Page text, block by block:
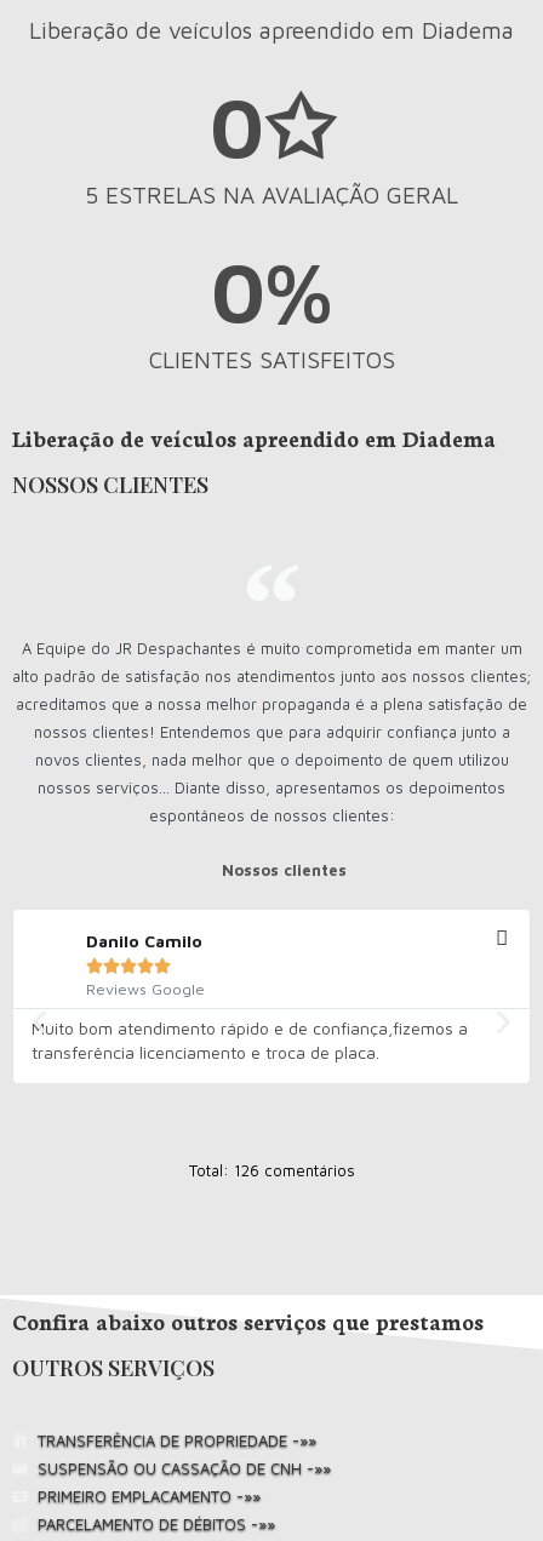
Liberação de veículos apreendido em Diadema
5 ESTRELAS NA AVALIAÇÃO GERAL
0✩
CLIENTES SATISFEITOS
0%
Liberação de veículos apreendido em Diadema
NOSSOS CLIENTES
A Equipe do JR Despachantes é muito comprometida em manter um
alto padrão de satisfação nos atendimentos junto aos nossos clientes;
acreditamos que a nossa melhor propaganda é a plena satisfação de
nossos clientes! Entendemos que para adquirir confiança junto a
novos clientes, nada melhor que o depoimento de quem utilizou
nossos serviços... Diante disso, apresentamos os depoimentos
espontâneos de nossos clientes:
Nossos clientes
Danilo Camilo

Reviews Google
Muito bom atendimento rápido e de confiança,fizemos a
transferência licenciamento e troca de placa.
Total: 126 comentários
Confira abaixo outros serviços que prestamos
OUTROS SERVIÇOS
TRANSFERÊNCIA DE PROPRIEDADE -»»
SUSPENSÃO OU CASSAÇÃO DE CNH -»»
PRIMEIRO EMPLACAMENTO -»»
PARCELAMENTO DE DÉBITOS -»»